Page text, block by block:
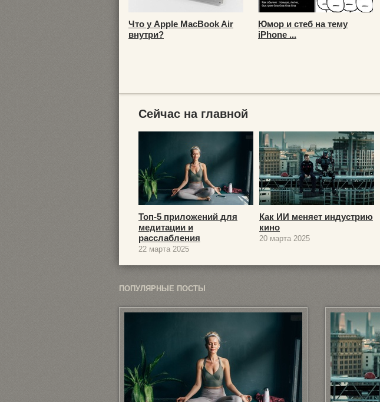
Что у Apple MacBook Air
внутри?
Юмор и стеб на тему
iPhone ...
Сейчас на главной
Топ-5 приложений для
медитации и
расслабления
22 марта 2025
Как ИИ меняет индустрию
кино
20 марта 2025
ПОПУЛЯРНЫЕ ПОСТЫ